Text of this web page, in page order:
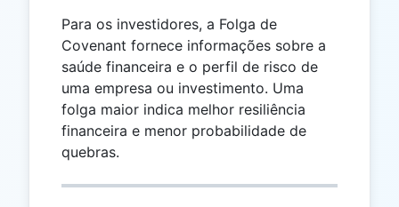
Para os investidores, a Folga de
Covenant fornece informações sobre a
saúde financeira e o perfil de risco de
uma empresa ou investimento. Uma
folga maior indica melhor resiliência
financeira e menor probabilidade de
quebras.